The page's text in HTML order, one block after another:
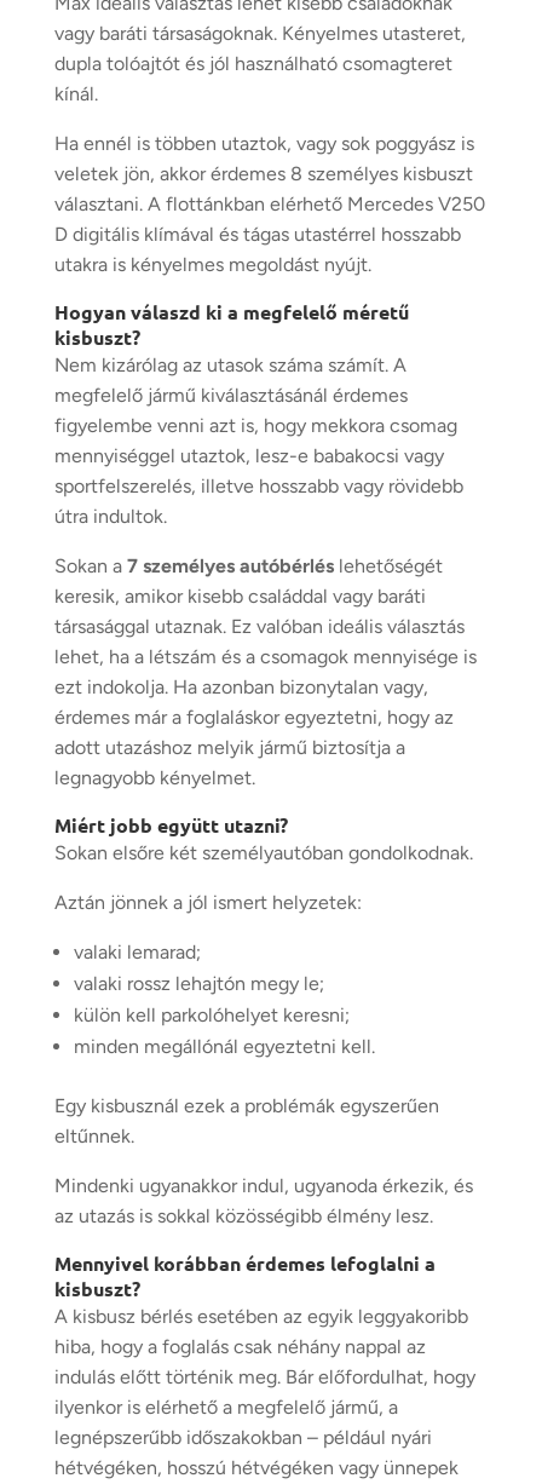
vagy baráti társaságoknak. Kényelmes utasteret,
dupla tolóajtót és jól használható csomagteret
kínál.
Ha ennél is többen utaztok, vagy sok poggyász is
veletek jön, akkor érdemes 8 személyes kisbuszt
választani. A flottánkban elérhető Mercedes V250
D digitális klímával és tágas utastérrel hosszabb
utakra is kényelmes megoldást nyújt.
Hogyan válaszd ki a megfelelő méretű
kisbuszt?
Nem kizárólag az utasok száma számít. A
megfelelő jármű kiválasztásánál érdemes
figyelembe venni azt is, hogy mekkora csomag
mennyiséggel utaztok, lesz-e babakocsi vagy
sportfelszerelés, illetve hosszabb vagy rövidebb
útra indultok.
Sokan a 7 személyes autóbérléslehetőségét
keresik, amikor kisebb családdal vagy baráti
társasággal utaznak. Ez valóban ideális választás
lehet, ha a létszám és a csomagok mennyisége is
ezt indokolja. Ha azonban bizonytalan vagy,
érdemes már a foglaláskor egyeztetni, hogy az
adott utazáshoz melyik jármű biztosítja a
legnagyobb kényelmet.
Miért jobb együtt utazni?
Sokan elsőre két személyautóban gondolkodnak.
Aztán jönnek a jól ismert helyzetek:
valaki lemarad;
valaki rossz lehajtón megy le;
külön kell parkolóhelyet keresni;
minden megállónál egyeztetni kell.
Egy kisbusznál ezek a problémák egyszerűen
eltűnnek.
Mindenki ugyanakkor indul, ugyanoda érkezik, és
az utazás is sokkal közösségibb élmény lesz.
Mennyivel korábban érdemes lefoglalni a
kisbuszt?
A kisbusz bérlés esetében az egyik leggyakoribb
hiba, hogy a foglalás csak néhány nappal az
indulás előtt történik meg. Bár előfordulhat, hogy
ilyenkor is elérhető a megfelelő jármű, a
legnépszerűbb időszakokban – például nyári
hétvégéken, hosszú hétvégéken vagy ünnepek